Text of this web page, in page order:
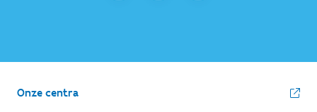
Onze centra